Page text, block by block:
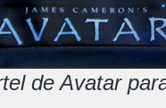
de Avatar